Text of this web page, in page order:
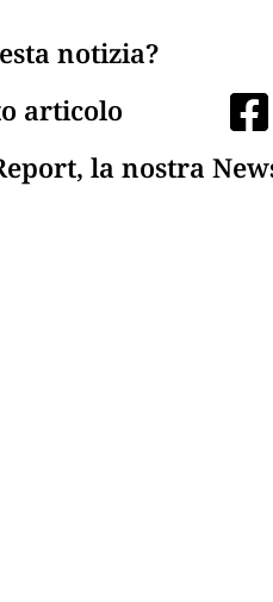
notizia?
articolo
la nostra